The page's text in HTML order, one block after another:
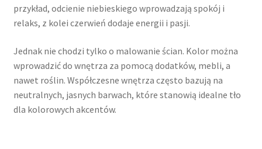
przykład, odcienie niebieskiego wprowadzają spokój i
relaks, z kolei czerwień dodaje energii i pasji.
Jednak nie chodzi tylko o malowanie ścian. Kolor można
wprowadzić do wnętrza za pomocą dodatków, mebli, a
nawet roślin. Współczesne wnętrza często bazują na
neutralnych, jasnych barwach, które stanowią idealne tło
dla kolorowych akcentów.